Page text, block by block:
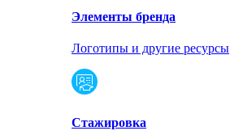
Элементы бренда
Логотипы и другие ресурсы
Стажировка